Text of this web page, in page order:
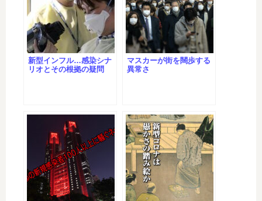
新型インフル…感染シナ
リオとその根拠の疑問
マスカーが街を闊歩する
異常さ